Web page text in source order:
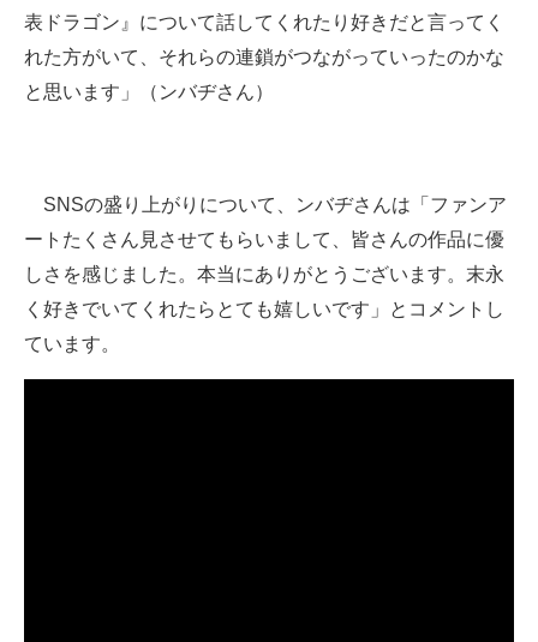
表ドラゴン』について話してくれたり好きだと言ってく
れた方がいて、それらの連鎖がつながっていったのかな
と思います」（ンバヂさん）
SNSの盛り上がりについて、ンバヂさんは「ファンア
ートたくさん見させてもらいまして、皆さんの作品に優
しさを感じました。本当にありがとうございます。末永
く好きでいてくれたらとても嬉しいです」とコメントし
ています。